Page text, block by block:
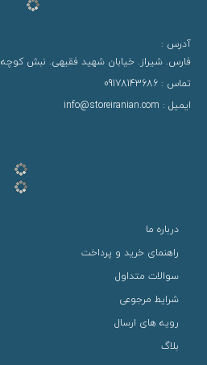
آدرس :
فارس. شیراز. خیابان شهید فقیهی. نبش کوچه 9. فروشگاه استور ایرانیان
تماس : 09178143686
ایمیل : info@storeiranian.com
درباره ما
راهنمای خرید و پرداخت
سوالات متداول
شرایط مرجوعی
رویه های ارسال
بلاگ